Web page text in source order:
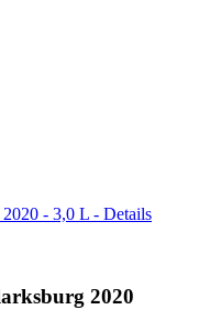
- 3,0 L - Details
2020